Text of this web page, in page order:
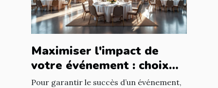
Maximiser l'impact de
votre événement : choix
stratégique de la salle
Pour garantir le succès d’un événement,